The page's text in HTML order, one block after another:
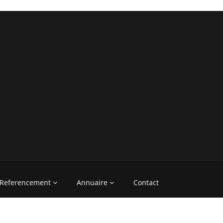
Referencement Annuaire Contact